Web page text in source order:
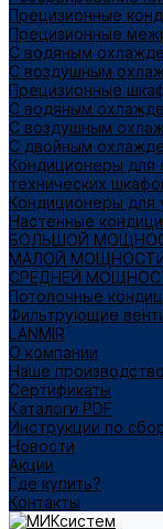
Прецизионные
Прецизионные
С водяным
С воздушным
Прецизионные
С водяным
С воздушным
С двойным
Кондиционеры
технических
Кондиционеры для
Настенные
БОЛЬШОЙ
МАЛОЙ МОЩНОСТИ
СРЕДНЕЙ
Потолочные
Фильтрующие
LANMIR
О компании
Наше производство
Сертификаты
Каталоги PDF
Инструкции по
Новости
Акции
Где купить?
Контакты